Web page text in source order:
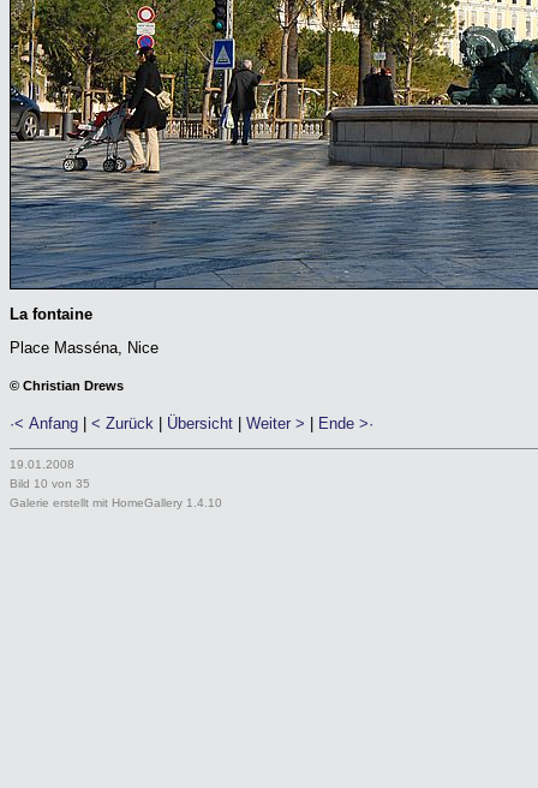
La fontaine
Place Masséna, Nice
© Christian Drews
·< Anfang < Zurück Übersicht Weiter > Ende >·
19.01.2008
Bild 10 von 35
Galerie erstellt mit HomeGallery 1.4.10